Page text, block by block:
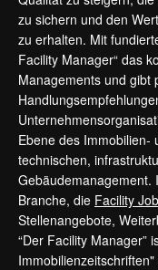
zu sichern und den
zu erhalten. Mit
Facility Manager“ das
Managements und gibt
Ebene des Immobilien-
technischen,
Gebäudemanagement.
Branche, die Facility
Stellenangebote,
“Der Facility Manager”